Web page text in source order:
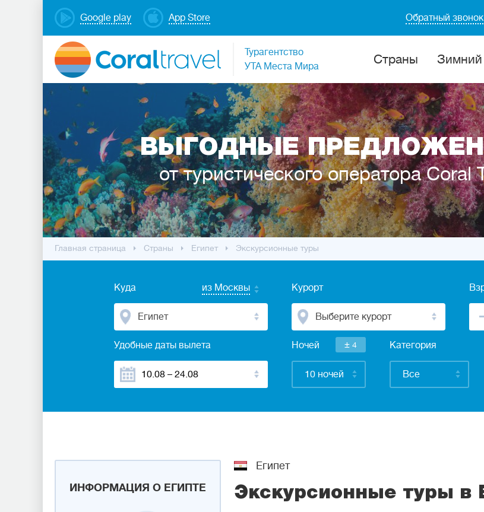
Google play App Store Обратный звонок
Турагентство
УТА Места Мира
Cтраны
ВЫГОДНЫЕ
от туристического оператора Coral
Главная страница Cтраны Египет Экскурсионные туры
Куда из Москвы
Египет
Курорт
Выберите курорт
Удобные даты вылета Ночей ±4
10 ночей
Категория
Все
ИНФОРМАЦИЯ О ЕГИПТЕ
Египет
Экскурсионные туры в